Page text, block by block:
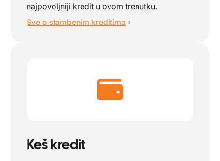
najpovoljniji kredit u ovom trenutku.
Sve o stambenim kreditima ›
Keš kredit